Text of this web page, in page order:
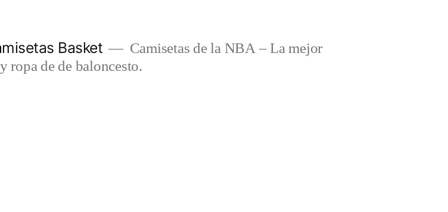
Basket
Camisetas de la NBA – La mejor
ropa de de baloncesto.